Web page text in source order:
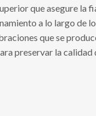
que asegure la
a lo largo de
que se
preservar la calidad